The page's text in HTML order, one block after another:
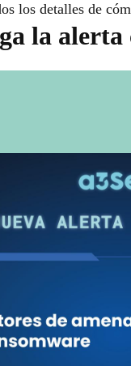
los detalles de
la